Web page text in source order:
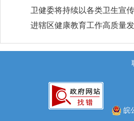
卫健委将持续以各类卫生宣
进辖区健康教育工作高质量发
皖